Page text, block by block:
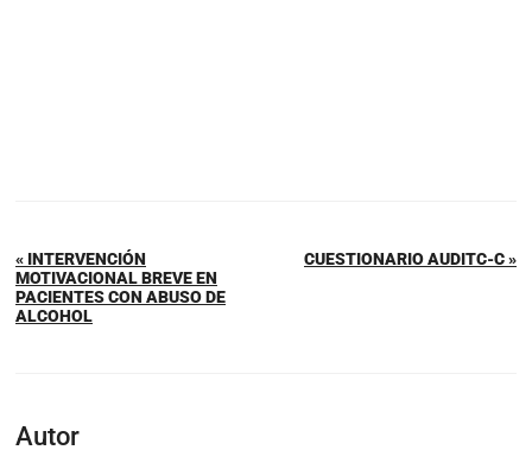
« INTERVENCIÓN
MOTIVACIONAL BREVE EN
PACIENTES CON ABUSO DE
ALCOHOL
CUESTIONARIO AUDITC-C »
Autor